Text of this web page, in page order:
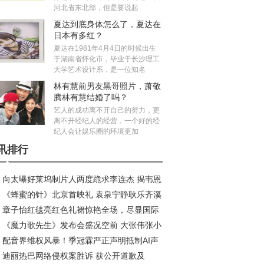
河北省东北部，但是要说起
夏达到底身体怎么了，夏达在
日本有多红？
夏达在1981年4月4日的时候出生
于湖南省怀化市，毕业于长沙理工
大学艺术设计系，是一位知名
林有慧前男友黑哥照片，萧敬
腾林有慧结婚了吗？
艺人的成功离不开自己的努力，更
离不开经纪人的经营，一个好的经
纪人会让娱乐圈的环境更加
排行
向太曝好莱坞制片人两度跪求李连杰 揭韦恩
性侵案司法进展
《蜂蜜的针》北京首映礼 袁泉宁静耿乐齐溪
解读角色内核
章子怡红毯亮红色礼裙惊艳全场，尽显国际
风采
《魔力歌先生》发布会盛况空前 大张伟张小
呼魔力无穷 蒋敦豪杨润泽嗨翻全场
配音界维权风暴！季冠霖严正声明抵制AI声
隆侵权行为
迪丽热巴网络侵权案胜诉 获公开道歉及